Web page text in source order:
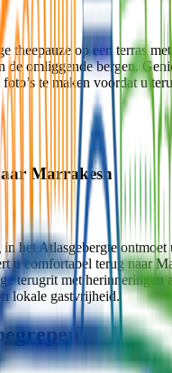
theepauze op een terras
de omliggende bergen.
te maken voordat u
Marrakesh
het Atlasgebergte
u comfortabel terug naar
terugrit met herinneringen
lokale gastvrijheid.